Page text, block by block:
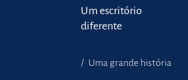
Um escritório
diferente
Uma grande história